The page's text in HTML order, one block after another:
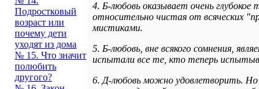
Подростковый
возраст или
почему дети
уходят из дома
№ 15. Что значит
полюбить
другого?
4. Б-любовь оказывает очень глубокое
относительно чистая от всяческих
мистиками.
5. Б-любовь, вне всякого сомнения,
испытали все те, кто теперь
6. Д-любовь можно удовлетворить. Но